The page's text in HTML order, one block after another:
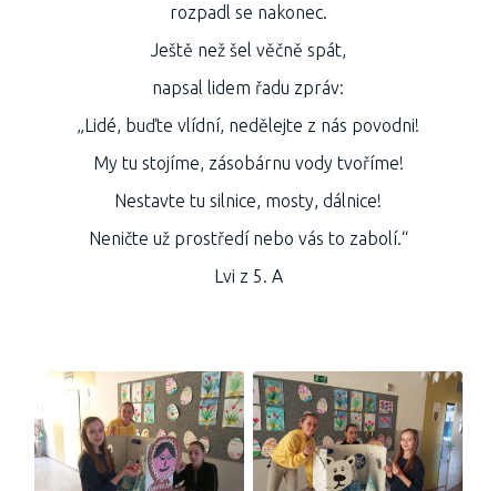
rozpadl se nakonec.
Ještě než šel věčně spát,
napsal lidem řadu zpráv:
„Lidé, buďte vlídní, nedělejte z nás povodni!
My tu stojíme, zásobárnu vody tvoříme!
Nestavte tu silnice, mosty, dálnice!
Neničte už prostředí nebo vás to zabolí.“
Lvi z 5. A